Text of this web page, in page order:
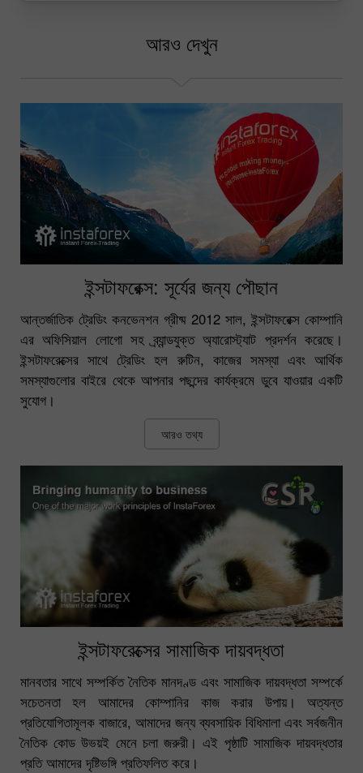
আরও দেখুন
ইন্সটাফরেক্স: সূর্যের জন্য পৌছান
আন্তর্জাতিক ট্রেডিং কনভেনশন গ্রীষ্ম 2012 সাল, ইন্সটাফরেক্স কোম্পানি
এর অফিসিয়াল লোগো সহ ব্র্যান্ডযুক্ত অ্যারোস্ট্যাট প্রদর্শন করেছে।
ইন্সটাফরেক্সের সাথে ট্রেডিং হল রুটিন, কাজের সমস্যা এবং আর্থিক
সমস্যাগুলোর বাইরে থেকে আপনার পছন্দের কার্যক্রমে ডুবে যাওয়ার একটি
সুযোগ।
আরও তথ্য
ইন্সটাফরেক্সের সামাজিক দায়বদ্ধতা
মানবতার সাথে সম্পর্কিত নৈতিক মানদণ্ড এবং সামাজিক দায়বদ্ধতা সম্পর্কে
সচেতনতা হল আমাদের কোম্পানির কাজ করার উপায়। অত্যন্ত
প্রতিযোগিতামূলক বাজারে, আমাদের জন্য ব্যবসায়িক বিধিমালা এবং সর্বজনীন
নৈতিক কোড উভয়ই মেনে চলা জরুরী। এই পৃষ্ঠাটি সামাজিক দায়বদ্ধতার
প্রতি আমাদের দৃষ্টিভঙ্গি প্রতিফলিত করে।